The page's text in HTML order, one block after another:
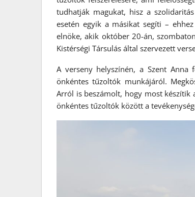
tudhatják magukat, hisz a
esetén egyik a másikat segíti –
elnöke, akik október 20-án,
Kistérségi Társulás által szervezett
A verseny helyszínén, a Szent Anna
önkéntes tűzoltók munkájáról.
Arról is beszámolt, hogy most készítik
önkéntes tűzoltók között a